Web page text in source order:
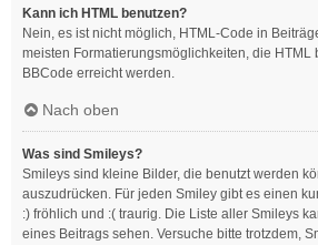
Kann ich HTML benutzen?
Nein, es ist nicht möglich, HTML-Code in
meisten Formatierungsmöglichkeiten, die HTML
BBCode erreicht werden.
Nach oben
Was sind Smileys?
Smileys sind kleine Bilder, die benutzt werden
auszudrücken. Für jeden Smiley gibt es einen
:) fröhlich und :( traurig. Die Liste aller Smileys
eines Beitrags sehen. Versuche bitte trotzdem,